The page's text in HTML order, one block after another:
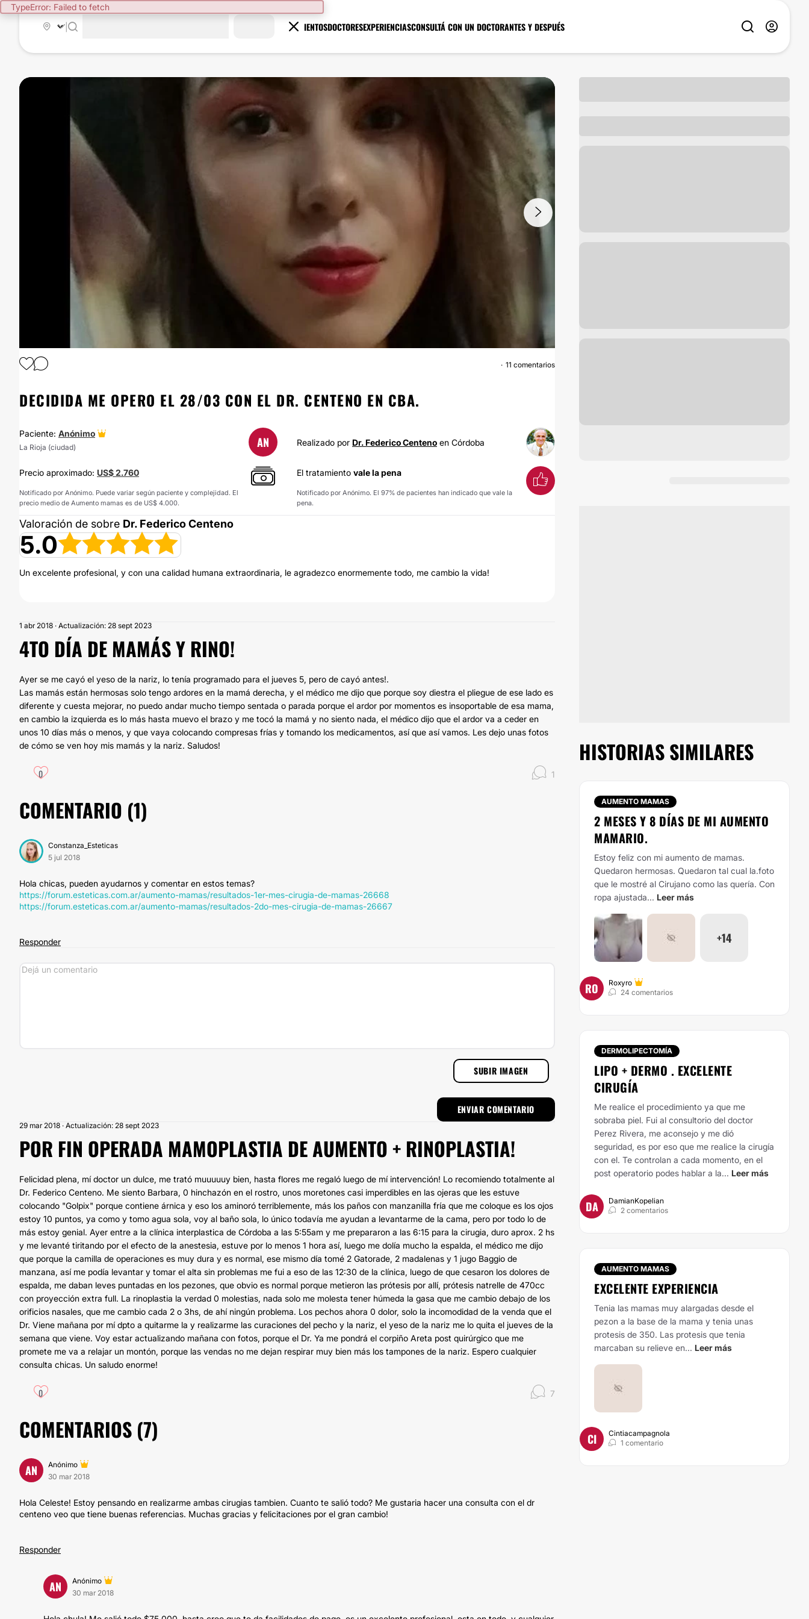
TypeError: Failed to fetch
TRATAMIENTOSDOCTORESEXPERIENCIASCONSULTÁ CON UN DOCTORANTES Y DESPUÉS
AUMENTO MAMAS
11 comentarios
DECIDIDA ME OPERO EL 28/03 CON EL DR. CENTENO EN CBA.
Paciente: Anónimo
La Rioja (ciudad) AN Realizado por Dr. Federico Centeno en Córdoba
Precio aproximado: US$ 2.760
Notificado por Anónimo. Puede variar según paciente y complejidad. El
precio medio de Aumento mamas es de US$ 4.000.
El tratamiento vale la pena
Notificado por Anónimo. El 97% de pacientes han indicado que vale la
pena.
Valoración de sobre Dr. Federico Centeno
5.0
Un excelente profesional, y con una calidad humana extraordinaria, le agradezco enormemente todo, me cambio la vida!
1 abr 2018 · Actualización: 28 sept 2023
4TO DÍA DE MAMÁS Y RINO!
Ayer se me cayó el yeso de la nariz, lo tenía programado para el jueves 5, pero de cayó antes!.
Las mamás están hermosas solo tengo ardores en la mamá derecha, y el médico me dijo que porque soy diestra el pliegue de ese lado es
diferente y cuesta mejorar, no puedo andar mucho tiempo sentada o parada porque el ardor por momentos es insoportable de esa mama,
en cambio la izquierda es lo más hasta muevo el brazo y me tocó la mamá y no siento nada, el médico dijo que el ardor va a ceder en
unos 10 días más o menos, y que vaya colocando compresas frías y tomando los medicamentos, así que así vamos. Les dejo unas fotos
de cómo se ven hoy mis mamás y la nariz. Saludos!
0 1
COMENTARIO (1)
Constanza_Esteticas
5 jul 2018
Hola chicas, pueden ayudarnos y comentar en estos temas?
https://forum.esteticas.com.ar/aumento-mamas/resultados-1er-mes-cirugia-de-mamas-26668
https://forum.esteticas.com.ar/aumento-mamas/resultados-2do-mes-cirugia-de-mamas-26667
Responder
SUBIR IMAGEN
29 mar 2018 · Actualización: 28 sept 2023
POR FIN OPERADA MAMOPLASTIA DE AUMENTO + RINOPLASTIA!
Felicidad plena, mí doctor un dulce, me trató muuuuuy bien, hasta flores me regaló luego de mí intervención! Lo recomiendo totalmente al
Dr. Federico Centeno. Me siento Barbara, 0 hinchazón en el rostro, unos moretones casi imperdibles en las ojeras que les estuve
colocando "Golpix" porque contiene árnica y eso los aminoró terriblemente, más los paños con manzanilla fría que me coloque es los ojos
estoy 10 puntos, ya como y tomo agua sola, voy al baño sola, lo único todavía me ayudan a levantarme de la cama, pero por todo lo de
más estoy genial. Ayer entre a la clínica interplastica de Córdoba a las 5:55am y me prepararon a las 6:15 para la cirugia, duro aprox. 2 hs
y me levanté tiritando por el efecto de la anestesia, estuve por lo menos 1 hora así, luego me dolía mucho la espalda, el médico me dijo
que porque la camilla de operaciones es muy dura y es normal, ese mismo día tomé 2 Gatorade, 2 madalenas y 1 jugo Baggio de
manzana, así me podía levantar y tomar el alta sin problemas me fui a eso de las 12:30 de la clínica, luego de que cesaron los dolores de
espalda, me daban leves puntadas en los pezones, que obvio es normal porque metieron las prótesis por allí, prótesis natrelle de 470cc
con proyección extra full. La rinoplastia la verdad 0 molestias, nada solo me molesta tener húmeda la gasa que me cambio debajo de los
orificios nasales, que me cambio cada 2 o 3hs, de ahí ningún problema. Los pechos ahora 0 dolor, solo la incomodidad de la venda que el
Dr. Viene mañana por mí dpto a quitarme la y realizarme las curaciones del pecho y la nariz, el yeso de la nariz me lo quita el jueves de la
semana que viene. Voy estar actualizando mañana con fotos, porque el Dr. Ya me pondrá el corpiño Areta post quirúrgico que me
promete me va a relajar un montón, porque las vendas no me dejan respirar muy bien más los tampones de la nariz. Espero cualquier
consulta chicas. Un saludo enorme!
0 7
COMENTARIOS (7)
AN
Anónimo
30 mar 2018
Hola Celeste! Estoy pensando en realizarme ambas cirugias tambien. Cuanto te salió todo? Me gustaria hacer una consulta con el dr
centeno veo que tiene buenas referencias. Muchas gracias y felicitaciones por el gran cambio!
Responder
AN
Anónimo
30 mar 2018
HISTORIAS SIMILARES
AUMENTO MAMAS
2 MESES Y 8 DÍAS DE MI AUMENTO
MAMARIO.
Estoy feliz con mi aumento de mamas.
Quedaron hermosas. Quedaron tal cual la.foto
que le mostré al Cirujano como las quería. Con
ropa ajustada... Leer más
+14
RO
Roxyro
24 comentarios
DERMOLIPECTOMÍA
LIPO + DERMO . EXCELENTE
CIRUGÍA
Me realice el procedimiento ya que me
sobraba piel. Fui al consultorio del doctor
Perez Rivera, me aconsejo y me dió
seguridad, es por eso que me realice la cirugía
con el. Te controlan a cada momento, en el
post operatorio podes hablar a la... Leer más
DA
DamianKopelian
2 comentarios
AUMENTO MAMAS
EXCELENTE EXPERIENCIA
Tenia las mamas muy alargadas desde el
pezon a la base de la mama y tenia unas
protesis de 350. Las protesis que tenia
marcaban su relieve en... Leer más
CI
Cintiacampagnola
1 comentario